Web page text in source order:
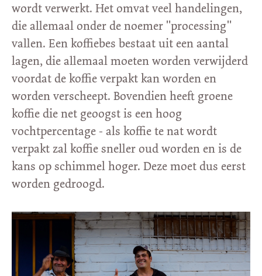
wordt verwerkt. Het omvat veel handelingen,
die allemaal onder de noemer "processing"
vallen. Een koffiebes bestaat uit een aantal
lagen, die allemaal moeten worden verwijderd
voordat de koffie verpakt kan worden en
worden verscheept. Bovendien heeft groene
koffie die net geoogst is een hoog
vochtpercentage - als koffie te nat wordt
verpakt zal koffie sneller oud worden en is de
kans op schimmel hoger. Deze moet dus eerst
worden gedroogd.